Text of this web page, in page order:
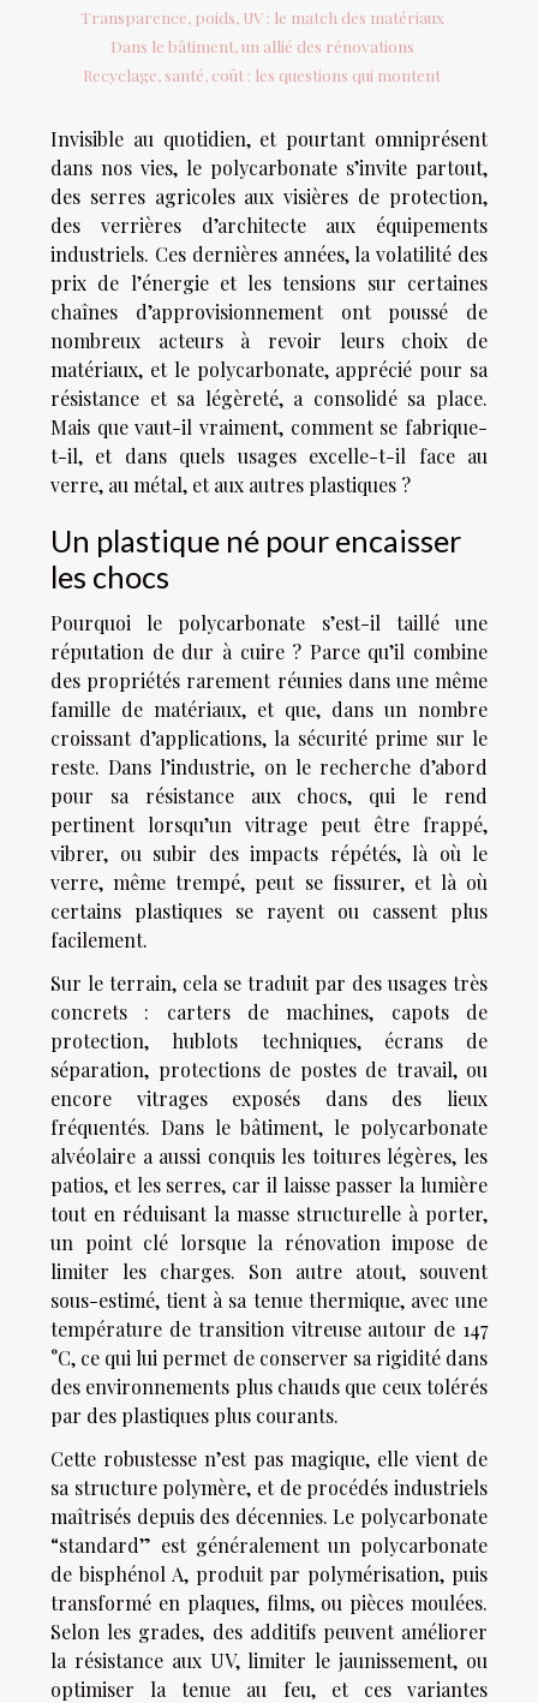
Transparence, poids, UV : le match des matériaux
Dans le bâtiment, un allié des rénovations
Recyclage, santé, coût : les questions qui montent
Invisible au quotidien, et pourtant omniprésent
dans nos vies, le polycarbonate s’invite partout,
des serres agricoles aux visières de protection,
des verrières d’architecte aux équipements
industriels. Ces dernières années, la volatilité des
prix de l’énergie et les tensions sur certaines
chaînes d’approvisionnement ont poussé de
nombreux acteurs à revoir leurs choix de
matériaux, et le polycarbonate, apprécié pour sa
résistance et sa légèreté, a consolidé sa place.
Mais que vaut-il vraiment, comment se fabrique-
t-il, et dans quels usages excelle-t-il face au
verre, au métal, et aux autres plastiques ?
Un plastique né pour encaisser
les chocs
Pourquoi le polycarbonate s’est-il taillé une
réputation de dur à cuire ? Parce qu’il combine
des propriétés rarement réunies dans une même
famille de matériaux, et que, dans un nombre
croissant d’applications, la sécurité prime sur le
reste. Dans l’industrie, on le recherche d’abord
pour sa résistance aux chocs, qui le rend
pertinent lorsqu’un vitrage peut être frappé,
vibrer, ou subir des impacts répétés, là où le
verre, même trempé, peut se fissurer, et là où
certains plastiques se rayent ou cassent plus
facilement.
Sur le terrain, cela se traduit par des usages très
concrets : carters de machines, capots de
protection, hublots techniques, écrans de
séparation, protections de postes de travail, ou
encore vitrages exposés dans des lieux
fréquentés. Dans le bâtiment, le polycarbonate
alvéolaire a aussi conquis les toitures légères, les
patios, et les serres, car il laisse passer la lumière
tout en réduisant la masse structurelle à porter,
un point clé lorsque la rénovation impose de
limiter les charges. Son autre atout, souvent
sous-estimé, tient à sa tenue thermique, avec une
température de transition vitreuse autour de 147
°C, ce qui lui permet de conserver sa rigidité dans
des environnements plus chauds que ceux tolérés
par des plastiques plus courants.
Cette robustesse n’est pas magique, elle vient de
sa structure polymère, et de procédés industriels
maîtrisés depuis des décennies. Le polycarbonate
“standard” est généralement un polycarbonate
de bisphénol A, produit par polymérisation, puis
transformé en plaques, films, ou pièces moulées.
Selon les grades, des additifs peuvent améliorer
la résistance aux UV, limiter le jaunissement, ou
optimiser la tenue au feu, et ces variantes